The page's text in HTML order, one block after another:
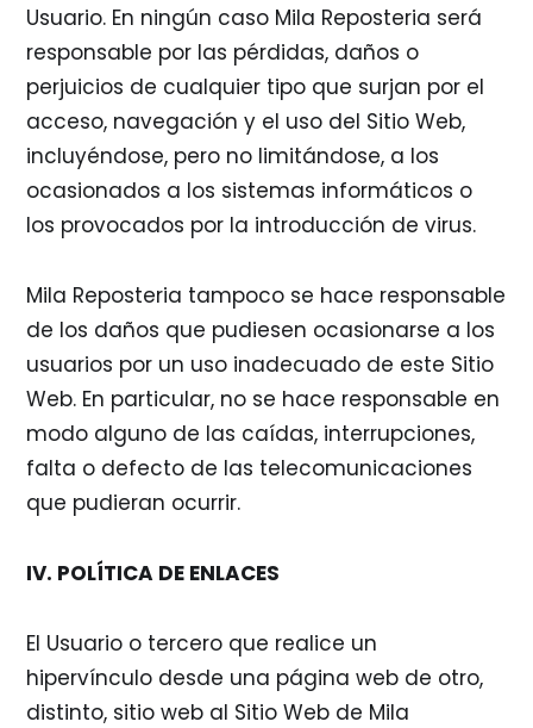
Usuario. En ningún caso Mila Reposteria será
responsable por las pérdidas, daños o
perjuicios de cualquier tipo que surjan por el
acceso, navegación y el uso del Sitio Web,
incluyéndose, pero no limitándose, a los
ocasionados a los sistemas informáticos o
los provocados por la introducción de virus.
Mila Reposteria tampoco se hace responsable
de los daños que pudiesen ocasionarse a los
usuarios por un uso inadecuado de este Sitio
Web. En particular, no se hace responsable en
modo alguno de las caídas, interrupciones,
falta o defecto de las telecomunicaciones
que pudieran ocurrir.
IV. POLÍTICA DE ENLACES
El Usuario o tercero que realice un
hipervínculo desde una página web de otro,
distinto, sitio web al Sitio Web de Mila